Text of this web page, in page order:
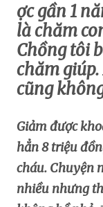
ợc gần 1
là chăm
Chồng tôi
chăm giúp.
cũng
Giảm được
hẳn 8 triệu
cháu. Chuyện
nhiều nhưng